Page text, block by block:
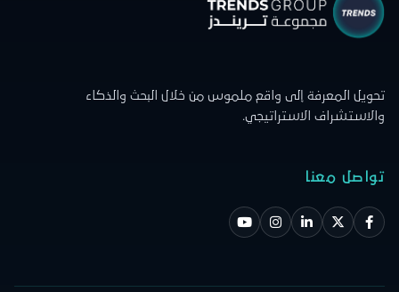
تحويل المعرفة إلى واقع ملموس من خلال البحث والذكاء
والاستشراف الاستراتيجي.
تواصل معنا